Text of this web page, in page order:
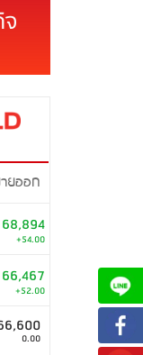
ยออก
68,894
+54.00
66,467
+52.00
0.00